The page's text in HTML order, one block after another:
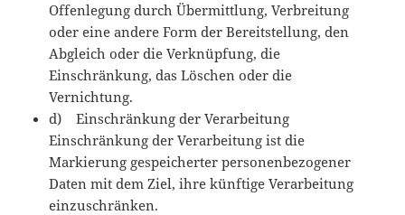
Offenlegung durch Übermittlung, Verbreitung
oder eine andere Form der Bereitstellung, den
Abgleich oder die Verknüpfung, die
Einschränkung, das Löschen oder die
Vernichtung.
d) Einschränkung der Verarbeitung
Einschränkung der Verarbeitung ist die
Markierung gespeicherter personenbezogener
Daten mit dem Ziel, ihre künftige Verarbeitung
einzuschränken.